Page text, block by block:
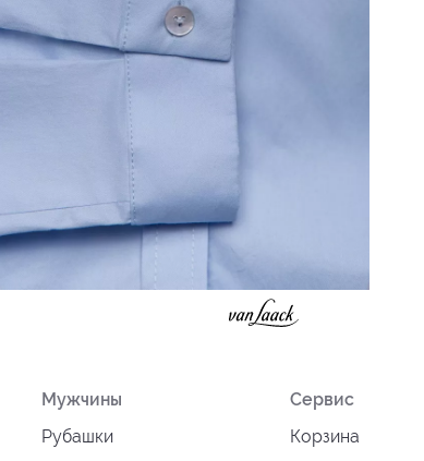
Мужчины
Рубашки
Сервис
Корзина